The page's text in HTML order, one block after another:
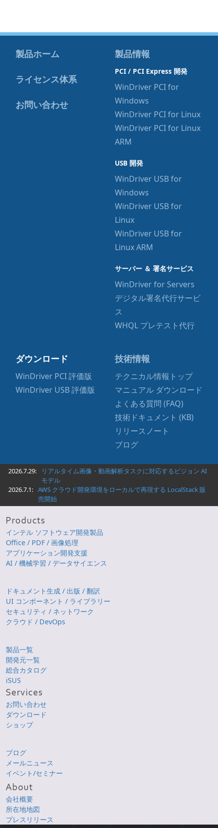
製品ホーム
ライセンス体系
お問い合わせ
製品情報
PCI / PCI Express 開発
WinDriver PCI for
Windows
WinDriver PCI for Linux
WinDriver PCI for Linux
ARM
USB 開発
WinDriver USB for
Windows
WinDriver USB for
Linux
WinDriver USB for
Linux ARM
サーバー ＆ 署名サービス
WinDriver for Servers
デジタル署名代行サービ
ス
WHQL プレテスト代行
ダウンロード
WinDriver PCI 評価版
WinDriver USB 評価版
技術情報
テクニカル情報トップ
マニュアル ダウンロード
よくある質問 (FAQ)
技術ドキュメント (KB)
リリースノート
ブログ
2026.7.29:
リアルタイム画像・動画解析タスクに対応するビジョン AI
モデル
2026.7.1: AWS クラウド開発環境をローカルで再現する LocalStack 販
売開始
インテル ソフトウェア開発製品
Office / PDF / 画像処理
アプリケーション開発支援
AI / 機械学習 / データサイエンス
ドキュメント生成 / 出版 / 翻訳
UI コンポーネント / ライブラリー
セキュリティ / ネットワーク
クラウド / DevOps
製品一覧
開発元一覧
総合カタログ
iSUS
お問い合わせ
ダウンロード
ショップ
ブログ
メールニュース
イベント/セミナー
会社概要
所在地地図
プレスリリース